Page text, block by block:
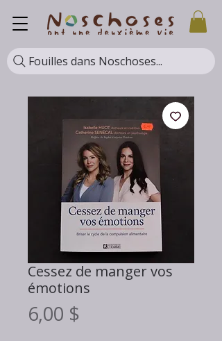
Fouilles dans Noschoses...
Cessez de manger vos
émotions
6,00 $